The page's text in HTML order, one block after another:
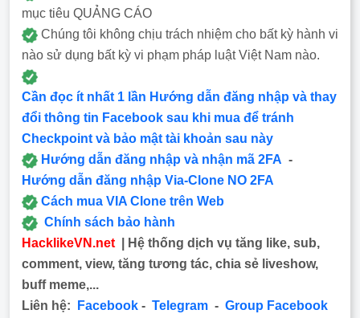
mục tiêu QUẢNG CÁO
Chúng tôi không chịu trách nhiệm cho bất kỳ hành vi
nào sử dụng bất kỳ vi phạm pháp luật Việt Nam nào.
Cần đọc ít nhất 1 lần Hướng dẫn đăng nhập và thay
đổi thông tin Facebook sau khi mua để tránh
Checkpoint và bảo mật tài khoản sau này
Hướng dẫn đăng nhập và nhận mã 2FA -
Hướng dẫn đăng nhập Via-Clone NO 2FA
Cách mua VIA Clone trên Web
Chính sách bảo hành
HacklikeVN.net | Hệ thống dịch vụ tăng like, sub,
comment, view, tăng tương tác, chia sẻ liveshow,
buff meme,...
Liên hệ:
Facebook - Telegram - Group Facebook